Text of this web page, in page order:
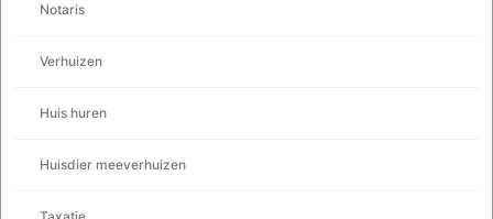
Notaris
Verhuizen
Huis huren
Huisdier meeverhuizen